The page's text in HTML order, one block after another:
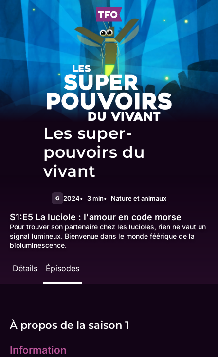
Les super-
pouvoirs du
vivant
G 2024 3 min Nature et animaux
S1:E5 La luciole : l'amour en code morse
Pour trouver son partenaire chez les lucioles, rien ne vaut un
signal lumineux. Bienvenue dans le monde féérique de la
bioluminescence.
Détails Épisodes
À propos de la saison 1
Information